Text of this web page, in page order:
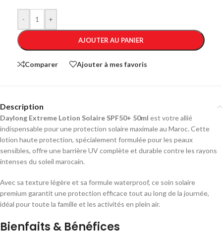
- +
AJOUTER AU PANIER
Comparer Ajouter à mes favoris
Description
Daylong Extreme Lotion Solaire SPF50+ 50ml est votre allié
indispensable pour une protection solaire maximale au Maroc. Cette
lotion haute protection, spécialement formulée pour les peaux
sensibles, offre une barrière UV complète et durable contre les rayons
intenses du soleil marocain.
Avec sa texture légère et sa formule waterproof, ce soin solaire
premium garantit une protection efficace tout au long de la journée,
idéal pour toute la famille et les activités en plein air.
Bienfaits & Bénéfices